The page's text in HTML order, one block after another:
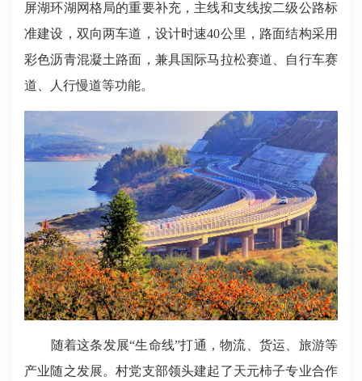
屏湖环湖网格局的重要补充，主线和支线按二级公路标
准建设，双向两车道，设计时速40公里，路面结构采用
彩色沥青混凝土路面，兼具国际马拉松赛道、自行车赛
道、人行慢道等功能。
随着这条发展“生命线”打通，物流、货运、旅游等
产业随之发展。村党支部领头建起了天元柿子专业合作